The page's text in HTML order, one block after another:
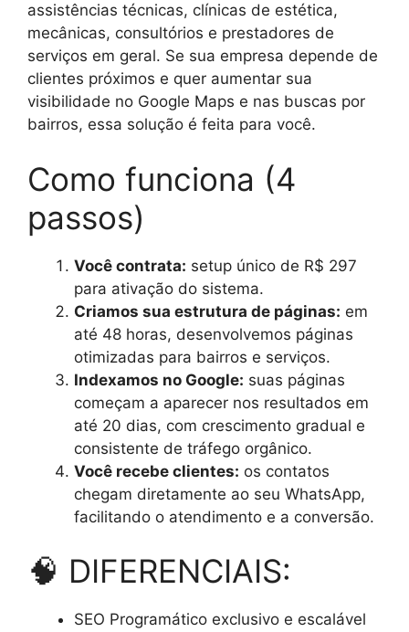
assistências técnicas, clínicas de estética,
mecânicas, consultórios e prestadores de
serviços em geral. Se sua empresa depende de
clientes próximos e quer aumentar sua
visibilidade no Google Maps e nas buscas por
bairros, essa solução é feita para você.
Como funciona (4
passos)
Você contrata: setup único de R$ 297
para ativação do sistema.
Criamos sua estrutura de páginas: em
até 48 horas, desenvolvemos páginas
otimizadas para bairros e serviços.
Indexamos no Google: suas páginas
começam a aparecer nos resultados em
até 20 dias, com crescimento gradual e
consistente de tráfego orgânico.
Você recebe clientes: os contatos
chegam diretamente ao seu WhatsApp,
facilitando o atendimento e a conversão.
🧠 DIFERENCIAIS:
SEO Programático exclusivo e escalável